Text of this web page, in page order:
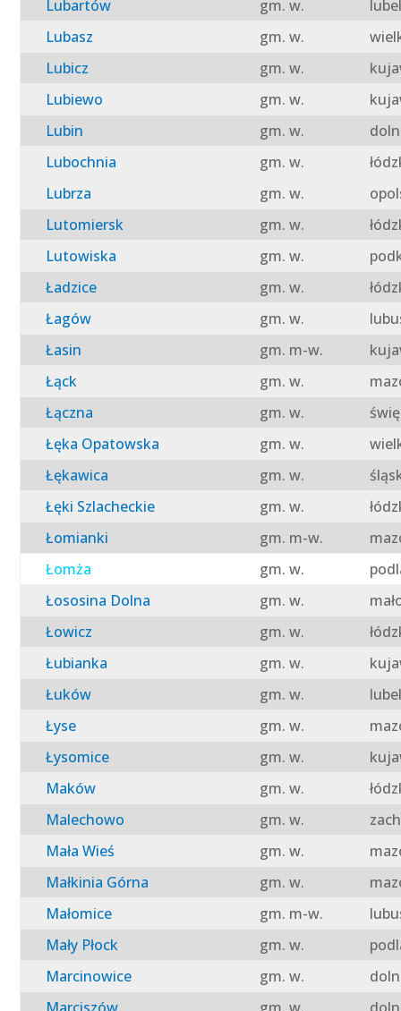
Lubartów gm. w.
Lubasz
gm. w.
Lubicz
gm. w.
Lubiewo
gm. w.
Lubin
gm. w.
Lubochnia
gm. w.
Lubrza
gm. w.
Lutomiersk
gm. w.
Lutowiska
gm. w.
Ładzice
gm. w.
Łagów
gm. w.
Łasin
gm. m-w.
Łąck
gm. w.
Łączna
gm. w.
Łęka Opatowska
gm. w.
Łękawica
gm. w.
Łęki Szlacheckie
gm. w.
Łomianki
gm. m-w.
Łomża
gm. w.
Łososina Dolna
gm. w.
Łowicz
gm. w.
Łubianka
gm. w.
Łuków
gm. w.
Łyse
gm. w.
Łysomice
gm. w.
Maków
gm. w.
Malechowo
gm. w.
Mała Wieś
gm. w.
Małkinia Górna
gm. w.
Małomice
gm. m-w.
Mały Płock
gm. w.
Marcinowice
gm. w.